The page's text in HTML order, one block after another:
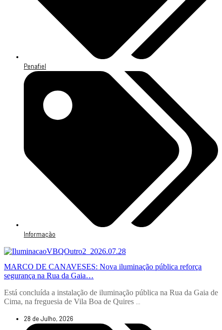
Penafiel
Informação
MARCO DE CANAVESES: Nova iluminação pública reforça
segurança na Rua da Gaia…
Está concluída a instalação de iluminação pública na Rua da Gaia de
Cima, na freguesia de Vila Boa de Quires ...
28 de Julho, 2026